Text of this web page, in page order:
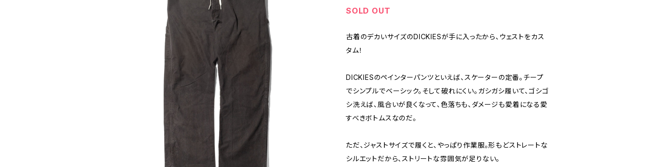
SOLD OUT
古着のデカいサイズのDICKIESが手に入ったから、ウェストをカス
タム！
DICKIESのペインターパンツといえば、スケーターの定番。チープ
でシンプルでベーシック。そして破れにくい。ガシガシ履いて、ゴシゴ
シ洗えば、風合いが良くなって、色落ちも、ダメージも愛着になる愛
すべきボトムスなのだ。
ただ、ジャストサイズで履くと、やっぱり作業服。形もどストレートな
シルエットだから、ストリートな雰囲気が足りない。